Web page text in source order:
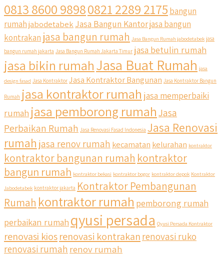
0813 8600 98980821 2289 2175 bangun
rumahjabodetabek Jasa Bangun Kantorjasa bangun
kontrakan jasa bangun rumah Jasa Bangun Rumah jabodetabek jasa
bangun rumah jakarta Jasa Bangun Rumah Jakarta Timur jasa betulin rumah
jasa bikin rumahJasa Buat Rumah jasa
design fasad Jasa Kontraktor Jasa Kontraktor Bangunan Jasa Kontraktor Bangun
Rumah jasa kontraktor rumah jasa memperbaiki
rumah jasa pemborong rumahJasa
Perbaikan Rumah Jasa Renovasi Fasad Indonesia Jasa Renovasi
rumah jasa renov rumah kecamatan kelurahan kontraktor
kontraktor bangunan rumah kontraktor
bangun rumah kontraktor bekasi kontraktor bogor kontraktor depok Kontraktor
Jabodetabek kontraktor jakarta Kontraktor Pembangunan
Rumah kontraktor rumah pemborong rumah
perbaikan rumah qyusi persada Qyusi Persada Kontraktor
renovasi kiosrenovasi kontrakanrenovasi ruko
renovasi rumah renov rumah